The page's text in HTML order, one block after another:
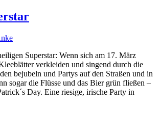
Superstar: Wenn sich am 17. März
verkleiden und singend durch die
bejubeln und Partys auf den Straßen und in
sogar die Flüsse und das Bier grün fließen –
Day. Eine riesige, irische Party in